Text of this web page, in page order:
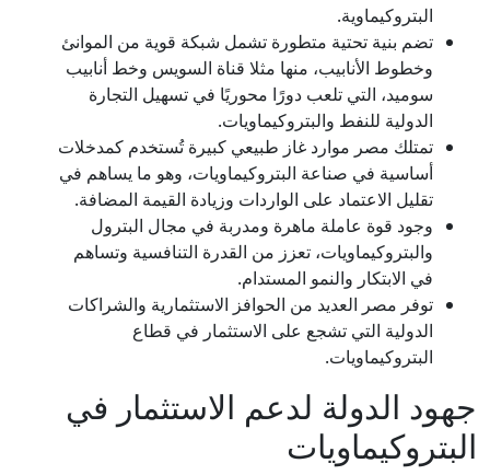
البتروكيماوية.
تضم بنية تحتية متطورة تشمل شبكة قوية من الموانئ
وخطوط الأنابيب، منها مثلا قناة السويس وخط أنابيب
سوميد، التي تلعب دورًا محوريًا في تسهيل التجارة
الدولية للنفط والبتروكيماويات.
تمتلك مصر موارد غاز طبيعي كبيرة تُستخدم كمدخلات
أساسية في صناعة البتروكيماويات، وهو ما يساهم في
تقليل الاعتماد على الواردات وزيادة القيمة المضافة.
وجود قوة عاملة ماهرة ومدربة في مجال البترول
والبتروكيماويات، تعزز من القدرة التنافسية وتساهم
في الابتكار والنمو المستدام.
توفر مصر العديد من الحوافز الاستثمارية والشراكات
الدولية التي تشجع على الاستثمار في قطاع
البتروكيماويات.
جهود الدولة لدعم الاستثمار في
البتروكيماويات